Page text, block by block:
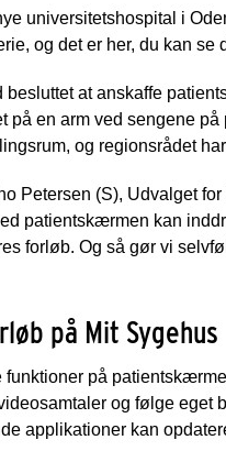
universitetshospital i
og det er her, du kan se
besluttet at anskaffe
på en arm ved sengene
og regionsrådet
Petersen (S), Udvalget
patientskærmen kan
forløb. Og så gør vi
på Mit Sygehus
på
og følge
applikationer kan